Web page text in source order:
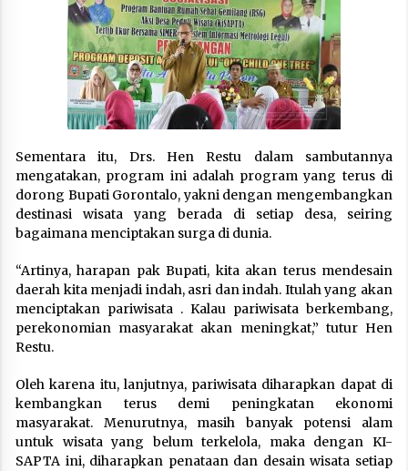
Sementara itu, Drs. Hen Restu dalam sambutannya
mengatakan, program ini adalah program yang terus di
dorong Bupati Gorontalo, yakni dengan mengembangkan
destinasi wisata yang berada di setiap desa, seiring
bagaimana menciptakan surga di dunia.
“Artinya, harapan pak Bupati, kita akan terus mendesain
daerah kita menjadi indah, asri dan indah. Itulah yang akan
menciptakan pariwisata . Kalau pariwisata berkembang,
perekonomian masyarakat akan meningkat,” tutur Hen
Restu.
Oleh karena itu, lanjutnya, pariwisata diharapkan dapat di
kembangkan terus demi peningkatan ekonomi
masyarakat. Menurutnya, masih banyak potensi alam
untuk wisata yang belum terkelola, maka dengan KI-
SAPTA ini, diharapkan penataan dan desain wisata setiap